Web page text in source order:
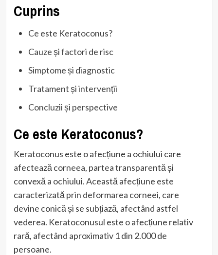
Cuprins
Ce este Keratoconus?
Cauze și factori de risc
Simptome și diagnostic
Tratament și intervenții
Concluzii și perspective
Ce este Keratoconus?
Keratoconus este o afecțiune a ochiului care
afectează corneea, partea transparentă și
convexă a ochiului. Această afecțiune este
caracterizată prin deformarea corneei, care
devine conică și se subțiază, afectând astfel
vederea. Keratoconusul este o afecțiune relativ
rară, afectând aproximativ 1 din 2.000 de
persoane.